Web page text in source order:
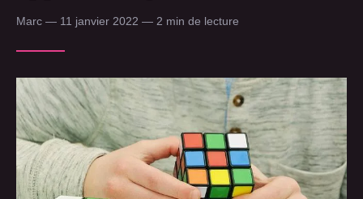
Marc — 11 janvier 2022 — 2 min de lecture